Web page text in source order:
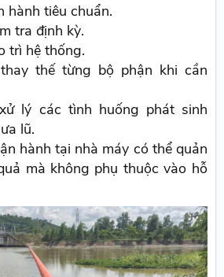
hành tiêu chuẩn.
tra định kỳ.
trì hệ thống.
thế từng bộ phận khi cần
lý các tình huống phát sinh
lũ.
hành tại nhà máy có thể quản
mà không phụ thuộc vào hỗ